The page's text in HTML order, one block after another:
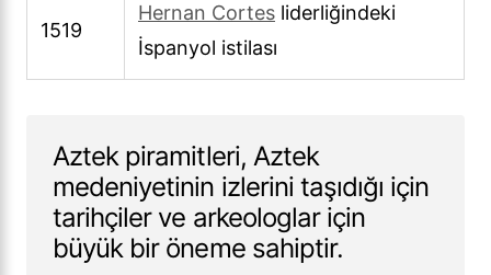
1519
Hernan Cortes liderliğindeki
İspanyol istilası
Aztek piramitleri, Aztek
medeniyetinin izlerini taşıdığı için
tarihçiler ve arkeologlar için
büyük bir öneme sahiptir.